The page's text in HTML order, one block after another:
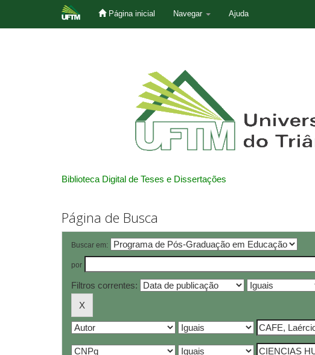
Página inicial Navegar Ajuda
Biblioteca Digital de Teses e Dissertações
Página de Busca
Buscar em:
por
Filtros correntes: